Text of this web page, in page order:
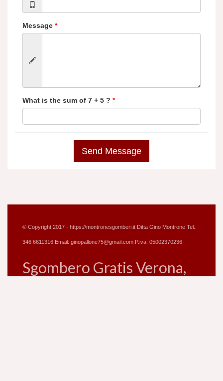
Message *
What is the sum of 7 + 5 ? *
Send Message
© Copyright 2017 - https://montronesgomberi.it Ditta Gino Montrone Tel.:
346 6611316 Email: ginopallone75@gmail.com P.iva: 05002370236
Sgombero Gratis Verona,